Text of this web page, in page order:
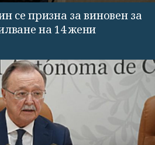
се призна за виновен за
на 14 жени